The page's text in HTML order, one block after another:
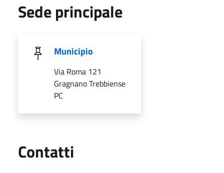
Sede principale
Municipio
Via Roma 121
Gragnano Trebbiense
PC
Contatti